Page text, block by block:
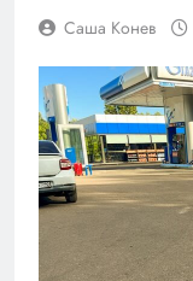
Саша Конев